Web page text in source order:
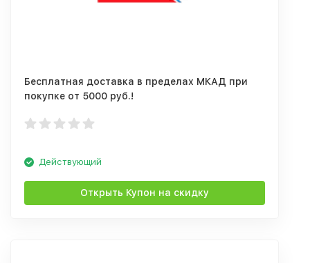
Бесплатная доставка в пределах МКАД при
покупке от 5000 руб.!
Действующий
Открыть Купон на скидку